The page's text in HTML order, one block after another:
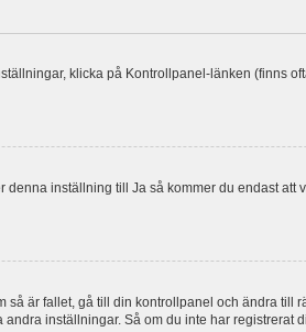
klicka på Kontrollpanel-länken (finns
inställning till Ja så kommer du endast
är fallet, gå till din kontrollpanel och ändra till
inställningar. Så om du inte har registrerat